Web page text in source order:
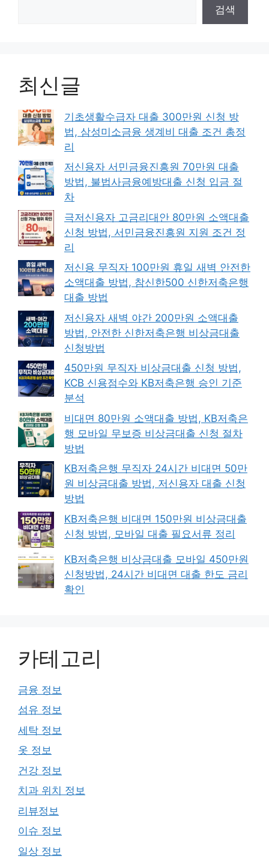
검색
최신글
기초생활수급자 대출 300만원 신청 방
법, 삼성미소금융 생계비 대출 조건 총정
리
저신용자 서민금융진흥원 70만원 대출
방법, 불법사금융예방대출 신청 입금 절
차
극저신용자 고금리대안 80만원 소액대출
신청 방법, 서민금융진흥원 지원 조건 정
리
저신용 무직자 100만원 휴일 새벽 안전한
소액대출 방법, 참신한500 신한저축은행
대출 방법
저신용자 새벽 야간 200만원 소액대출
방법, 안전한 신한저축은행 비상금대출
신청방법
450만원 무직자 비상금대출 신청 방법,
KCB 신용점수와 KB저축은행 승인 기준
분석
비대면 80만원 소액대출 방법, KB저축은
행 모바일 무보증 비상금대출 신청 절차
방법
KB저축은행 무직자 24시간 비대면 50만
원 비상금대출 방법, 저신용자 대출 신청
방법
KB저축은행 비대면 150만원 비상금대출
신청 방법, 모바일 대출 필요서류 정리
KB저축은행 비상금대출 모바일 450만원
신청방법, 24시간 비대면 대출 한도 금리
확인
카테고리
금융 정보
섬유 정보
세탁 정보
옷 정보
건강 정보
치과 위치 정보
리뷰정보
이슈 정보
일상 정보